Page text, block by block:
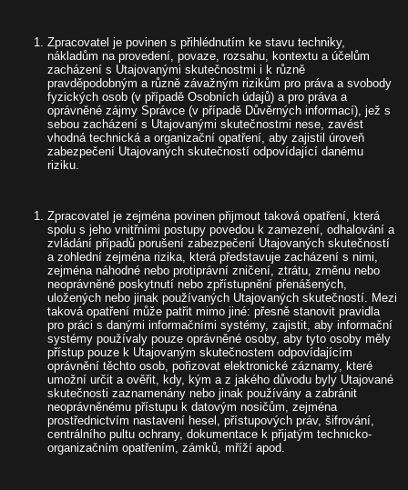
Zpracovatel je povinen s přihlédnutím ke stavu techniky,
nákladům na provedení, povaze, rozsahu, kontextu a účelům
zacházení s Utajovanými skutečnostmi i k různě
pravděpodobným a různě závažným rizikům pro práva a svobody
fyzických osob (v případě Osobních údajů) a pro práva a
oprávněné zájmy Správce (v případě Důvěrných informací), jež s
sebou zacházení s Utajovanými skutečnostmi nese, zavést
vhodná technická a organizační opatření, aby zajistil úroveň
zabezpečení Utajovaných skutečností odpovídající danému
riziku.
Zpracovatel je zejména povinen přijmout taková opatření, která
spolu s jeho vnitřními postupy povedou k zamezení, odhalování a
zvládání případů porušení zabezpečení Utajovaných skutečností
a zohlední zejména rizika, která představuje zacházení s nimi,
zejména náhodné nebo protiprávní zničení, ztrátu, změnu nebo
neoprávněné poskytnutí nebo zpřístupnění přenášených,
uložených nebo jinak používaných Utajovaných skutečností. Mezi
taková opatření může patřit mimo jiné: přesně stanovit pravidla
pro práci s danými informačními systémy, zajistit, aby informační
systémy používaly pouze oprávněné osoby, aby tyto osoby měly
přístup pouze k Utajovaným skutečnostem odpovídajícím
oprávnění těchto osob, pořizovat elektronické záznamy, které
umožní určit a ověřit, kdy, kým a z jakého důvodu byly Utajované
skutečnosti zaznamenány nebo jinak používány a zabránit
neoprávněnému přístupu k datovým nosičům, zejména
prostřednictvím nastavení hesel, přístupových práv, šifrování,
centrálního pultu ochrany, dokumentace k přijatým technicko-
organizačním opatřením, zámků, mříží apod.